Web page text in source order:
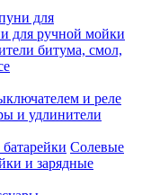
для
для ручной мойки
битума, смол,
и реле
и удлинители
Солевые
и зарядные